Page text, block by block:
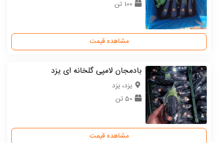
100 تن
مشاهده قیمت
بادمجان لامپی گلخانه ای یزد
یزد، یزد
50 تن
مشاهده قیمت